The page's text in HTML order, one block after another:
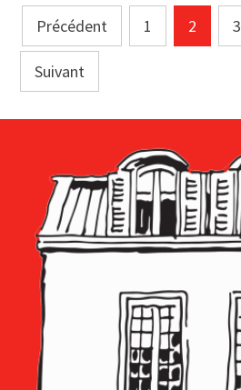
Pagination
des
publications
Précédent 1 2 3
Suivant